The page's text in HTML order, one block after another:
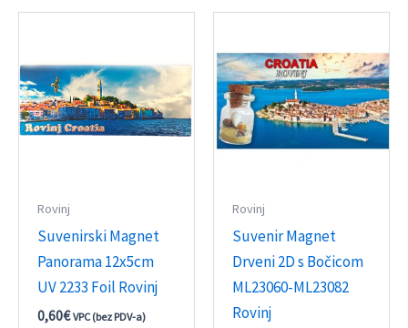
Rovinj
Suvenirski Magnet
Panorama 12x5cm
UV 2233 Foil Rovinj
0,60€ VPC (bez PDV-a)
Rovinj
Suvenir Magnet
Drveni 2D s Bočicom
ML23060-ML23082
Rovinj